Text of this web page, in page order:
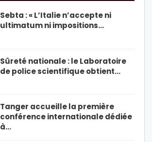
Sebta : « L’Italie n’accepte ni
ultimatum ni impositions…
Sûreté nationale : le Laboratoire
de police scientifique obtient…
Tanger accueille la première
conférence internationale dédiée
à…